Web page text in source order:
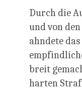
Durch die
und von
ahndete
breit
harten